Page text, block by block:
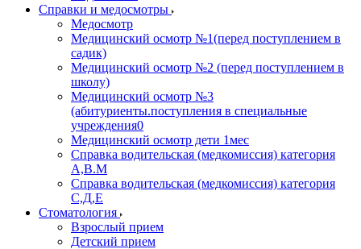
Справки и медосмотры
Медосмотр
Медицинский осмотр №1(перед поступлением в
садик)
Медицинский осмотр №2 (перед поступлением в
школу)
Медицинский осмотр №3
(абитуриенты.поступления в специальные
учреждения0
Медицинский осмотр дети 1мес
Справка водительская (медкомиссия) категория
А,В.М
Справка водительская (медкомиссия) категория
С,Д,Е
Стоматология
Взрослый прием
Детский прием